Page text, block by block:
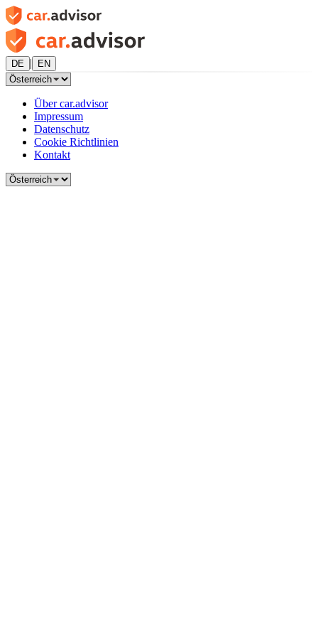
DE | EN
Über car.advisor
Impressum
Datenschutz
Cookie Richtlinien
Kontakt